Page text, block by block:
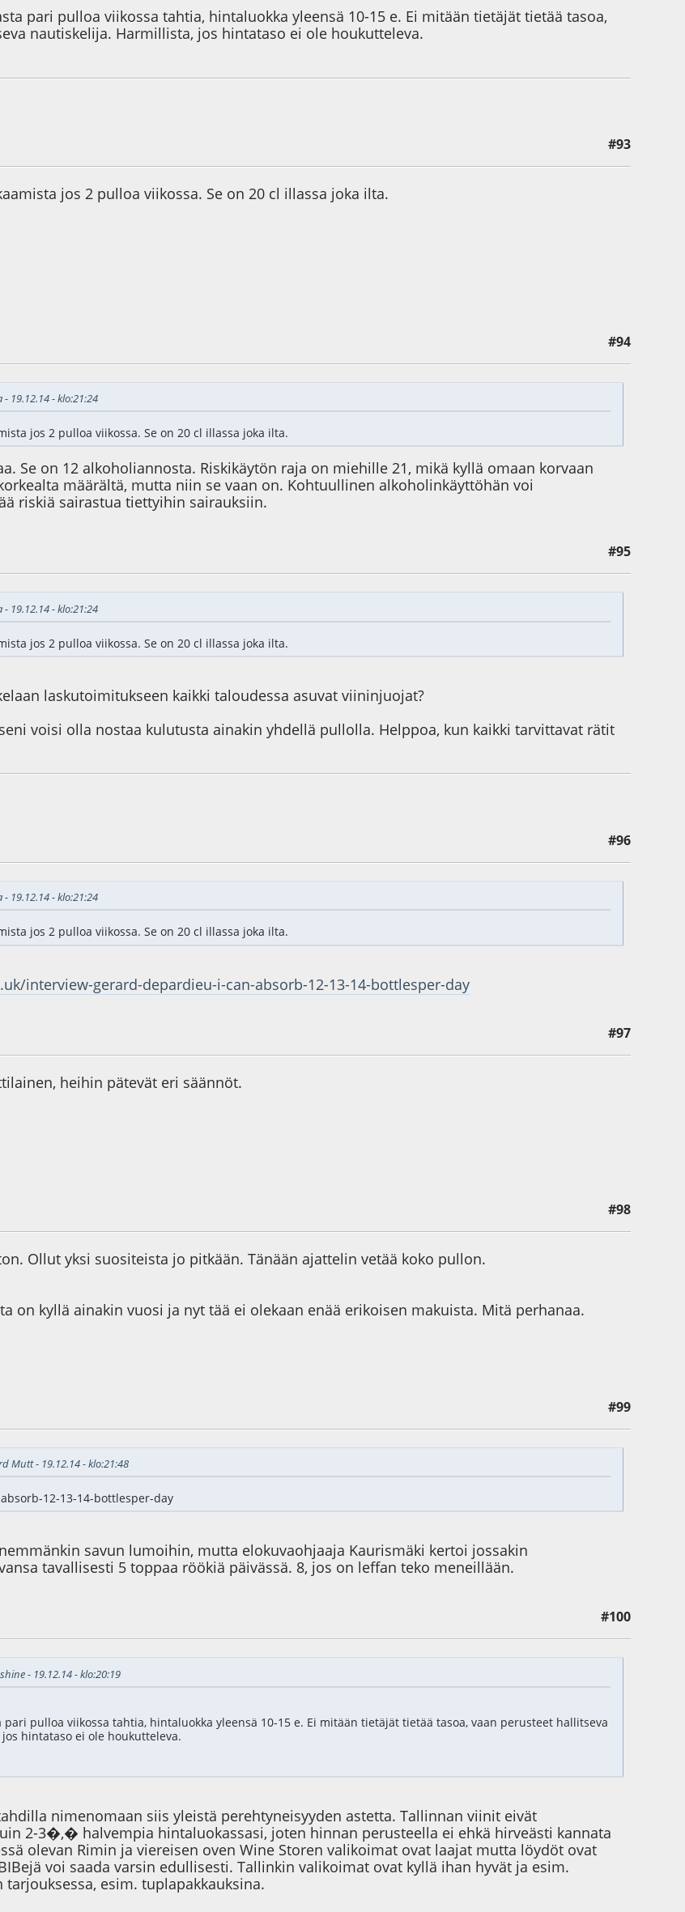
pari pulloa viikossa tahtia, hintaluokka yleensä 10-15 e. Ei mitään tietäjät tietää tasoa,
nautiskelija. Harmillista, jos hintataso ei ole houkutteleva.
#93
jos 2 pulloa viikossa. Se on 20 cl illassa joka ilta.
#94
19.12.14 - klo:21:24
jos 2 pulloa viikossa. Se on 20 cl illassa joka ilta.
Se on 12 alkoholiannosta. Riskikäytön raja on miehille 21, mikä kyllä omaan korvaan
määrältä, mutta niin se vaan on. Kohtuullinen alkoholinkäyttöhän voi
riskiä sairastua tiettyihin sairauksiin.
#95
19.12.14 - klo:21:24
jos 2 pulloa viikossa. Se on 20 cl illassa joka ilta.
laskutoimitukseen kaikki taloudessa asuvat viininjuojat?
voisi olla nostaa kulutusta ainakin yhdellä pullolla. Helppoa, kun kaikki tarvittavat rätit
#96
19.12.14 - klo:21:24
jos 2 pulloa viikossa. Se on 20 cl illassa joka ilta.
interview-gerard-depardieu-i-can-absorb-12-13-14-bottlesper-day
#97
heihin pätevät eri säännöt.
#98
Ollut yksi suositeista jo pitkään. Tänään ajattelin vetää koko pullon.
on kyllä ainakin vuosi ja nyt tää ei olekaan enää erikoisen makuista. Mitä perhanaa.
#99
Mutt - 19.12.14 - klo:21:48
12-13-14-bottlesper-day
savun lumoihin, mutta elokuvaohjaaja Kaurismäki kertoi jossakin
tavallisesti 5 toppaa röökiä päivässä. 8, jos on leffan teko meneillään.
#100
- 19.12.14 - klo:20:19
pulloa viikossa tahtia, hintaluokka yleensä 10-15 e. Ei mitään tietäjät tietää tasoa, vaan perusteet hallitseva
hintataso ei ole houkutteleva.
nimenomaan siis yleistä perehtyneisyyden astetta. Tallinnan viinit eivät
2-3�,� halvempia hintaluokassasi, joten hinnan perusteella ei ehkä hirveästi kannata
olevan Rimin ja viereisen oven Wine Storen valikoimat ovat laajat mutta löydöt ovat
voi saada varsin edullisesti. Tallinkin valikoimat ovat kyllä ihan hyvät ja esim.
esim. tuplapakkauksina.